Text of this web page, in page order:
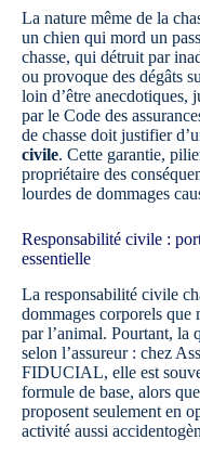
La nature même de la
un chien qui mord un
chasse, qui détruit par
ou provoque des dégâts
loin d’être anecdotiques,
par le Code des
de chasse doit justifier
civile. Cette garantie,
propriétaire des
lourdes de dommages
Responsabilité civile :
essentielle
La responsabilité civile
dommages corporels que
par l’animal. Pourtant, la
selon l’assureur : chez
FIDUCIAL, elle est
formule de base, alors
proposent seulement en
activité aussi